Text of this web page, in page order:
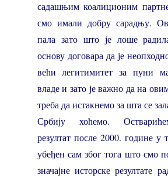
садашњим коалиционим
смо имали добру сарадњу.
пала зато што је лоше
основу договара да је
већи легитимитет за пуни
владе и зато је важно да на
треба да истакнемо за шта се
Србију хоћемо.
резултат после 2000. године у
убеђен сам због тога што смо
значајне исторске резултате